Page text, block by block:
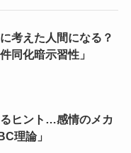
考えた人間になる？
同化暗示習性」
ヒント…感情のメカ
理論」